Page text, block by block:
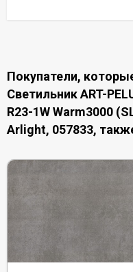
Покупатели,
Светильник ART-
R23-1W Warm3000
Arlight, 057833,